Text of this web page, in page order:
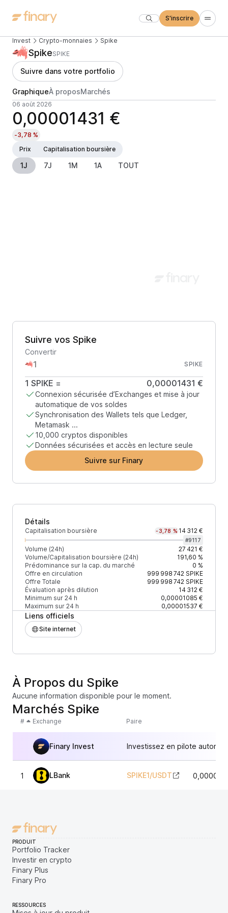
S'inscrire
Invest Crypto-monnaies Spike
SpikeSPIKE
Suivre dans votre portfolio
GraphiqueÀ proposMarchés
06 août 2026
0,00001431 €
-3,78 %
Prix
Capitalisation boursière
1J 7J 1M 1A TOUT
Suivre vos Spike
Convertir
SPIKE
1 SPIKE = 0,00001431 €
Connexion sécurisée d’Exchanges et mise à jour
automatique de vos soldes
Synchronisation des Wallets tels que Ledger,
Metamask ...
10,000 cryptos disponibles
Données sécurisées et accès en lecture seule
Suivre sur Finary
Détails
Capitalisation boursière -3,78 % 14 312 €
#9117
Volume (24h)
27 421 €
Volume/Capitalisation boursière (24h)
191,60 %
Prédominance sur la cap. du marché
0 %
Offre en circulation
999 998 742SPIKE
Offre Totale
999 998 742SPIKE
Évaluation après dilution
14 312 €
Minimum sur 24 h
0,00001085 €
Maximum sur 24 h
0,00001537 €
Liens officiels
Site internet
À Propos du Spike
Aucune information disponible pour le moment.
Marchés Spike
# Exchange Paire
Finary Invest Investissez en pilote
1 LBank SPIKE1/USDT
PRODUIT
Portfolio Tracker
Investir en crypto
Finary Plus
Finary Pro
RESSOURCES